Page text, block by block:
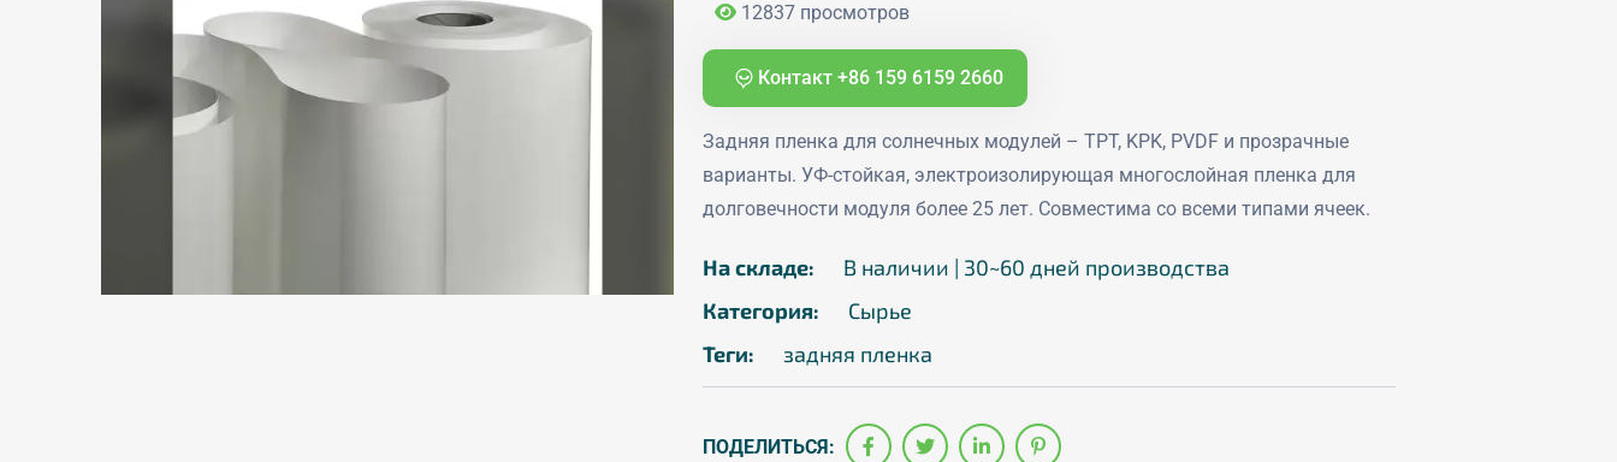
12837 просмотров
Контакт +86 159 6159 2660
Задняя пленка для солнечных модулей – TPT, KPK, PVDF и прозрачные
варианты. УФ-стойкая, электроизолирующая многослойная пленка для
долговечности модуля более 25 лет. Совместима со всеми типами ячеек.
На складе:
В наличии | 30~60 дней производства
Категория:
Сырье
Теги:
задняя пленка
ПОДЕЛИТЬСЯ: